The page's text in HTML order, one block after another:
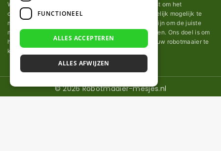
Wij van robotmaaier-mesjes.nl doen ons uiterste best om het
onderhoud van robot grasmaaier mesjes zo gemakkelijk mogelijk te
maken. Uit ervaring merkten we hoe lastig het kan zijn om de juiste
messen voor een automatische grasmachine te vinden. Ons doel is om
het u makkelijk te maken om de goede mesjes voor uw robotmaaier te
kopen.
© 2026 Robotmaaier-mesjes.nl
FUNCTIONEEL
ALLES ACCEPTEREN
ALLES AFWIJZEN